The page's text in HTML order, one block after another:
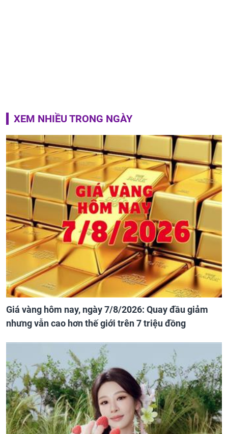
XEM NHIỀU TRONG NGÀY
Giá vàng hôm nay, ngày 7/8/2026: Quay đầu giảm
nhưng vẫn cao hơn thế giới trên 7 triệu đồng